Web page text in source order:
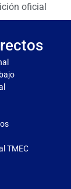
oficial
TMEC